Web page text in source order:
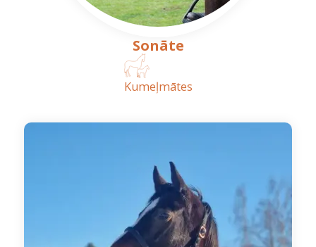
Sonāte
Kumeļmātes